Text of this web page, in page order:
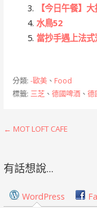
【今日午餐】
水鳥52
當抄手遇上法
分類: -歐美、 Food
標籤: 三芝、 德國啤酒、 德
文
導
覽
← MOT LOFT CAFE
有話想說...
WordPress